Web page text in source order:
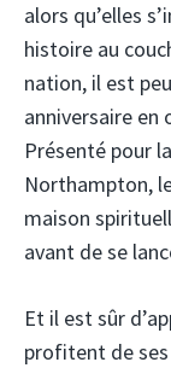
alors qu’elles
histoire au
nation, il est
anniversaire en
Présenté pour
Northampton,
maison
avant de se
Et il est sûr
profitent de ses